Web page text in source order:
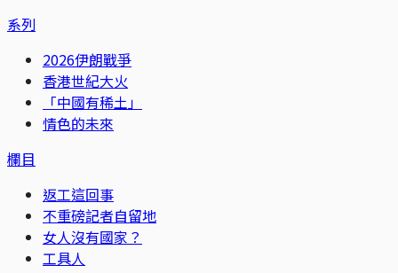
系列
2026伊朗戰爭
香港世紀大火
「中國有稀土」
情色的未來
欄目
返工這回事
不重磅記者自留地
女人沒有國家？
工具人